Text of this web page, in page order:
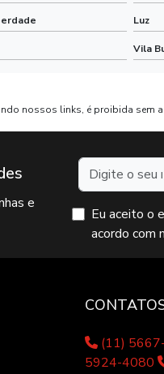
Luz
Vila
nossos links, é proibida sem
e
Nome
Eu aceito o
acordo com
(11)
5924-4080